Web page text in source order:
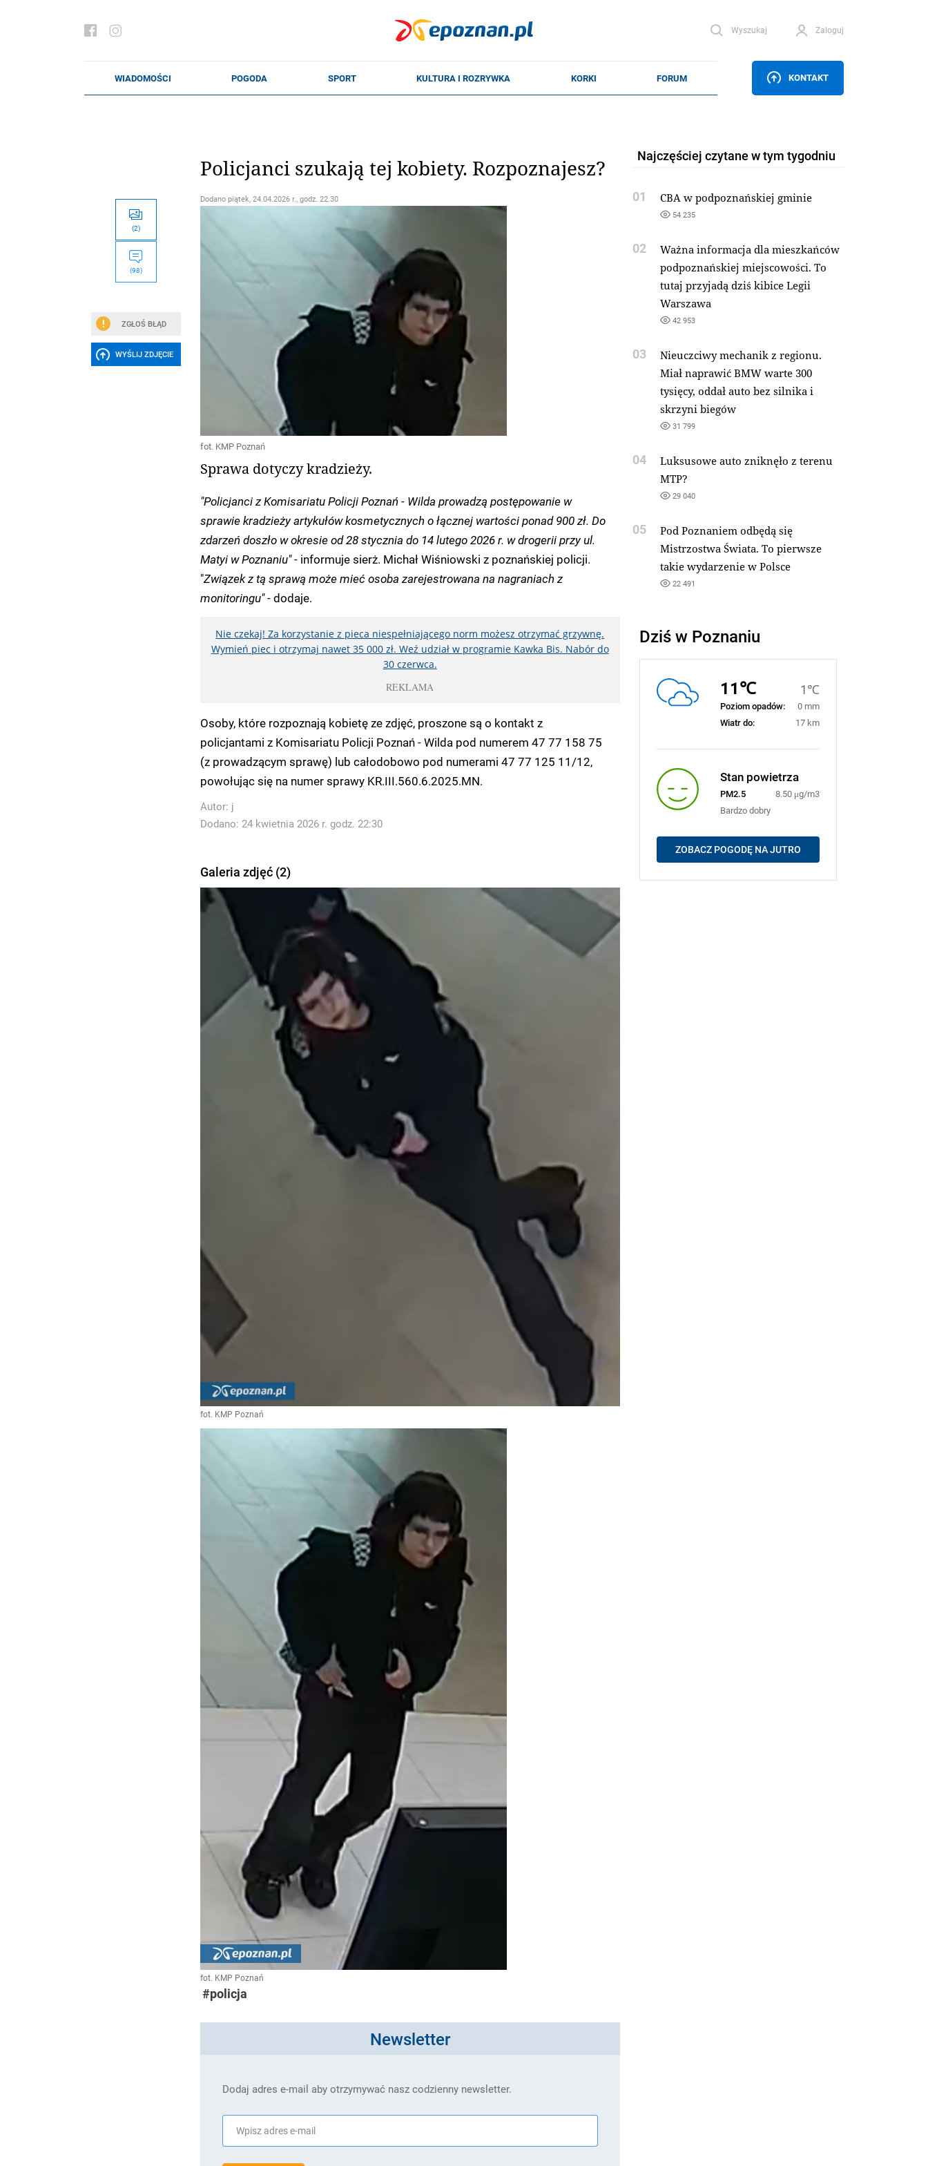
Wyszukaj Zaloguj
KONTAKT
(2)
(98)
ZGŁOŚ BŁĄD
WYŚLIJ ZDJĘCIE
Policjanci szukają tej kobiety. Rozpoznajesz?
Dodano piątek, 24.04.2026 r., godz. 22.30
fot. KMP Poznań
Sprawa dotyczy kradzieży.
"Policjanci z Komisariatu Policji Poznań - Wilda prowadzą postępowanie w
sprawie kradzieży artykułów kosmetycznych o łącznej wartości ponad 900 zł. Do
zdarzeń doszło w okresie od 28 stycznia do 14 lutego 2026 r. w drogerii przy ul.
Matyi w Poznaniu"- informuje sierż. Michał Wiśniowski z poznańskiej policji.
"Związek z tą sprawą może mieć osoba zarejestrowana na nagraniach z
monitoringu"- dodaje.
Nie czekaj! Za korzystanie z pieca niespełniającego norm możesz otrzymać grzywnę.
Wymień piec i otrzymaj nawet 35 000 zł. Weź udział w programie Kawka Bis. Nabór do
30 czerwca.
REKLAMA
Osoby, które rozpoznają kobietę ze zdjęć, proszone są o kontakt z
policjantami z Komisariatu Policji Poznań - Wilda pod numerem 47 77 158 75
(z prowadzącym sprawę) lub całodobowo pod numerami 47 77 125 11/12,
powołując się na numer sprawy KR.III.560.6.2025.MN.
Autor: j
Dodano: 24 kwietnia 2026 r. godz. 22:30
Galeria zdjęć (2)
fot. KMP Poznań
fot. KMP Poznań
#policja
Newsletter
Dodaj adres e-mail aby otrzymywać nasz codzienny newsletter.
Najczęściej czytane w tym tygodniu
01 CBA w podpoznańskiej gminie
54 235
02
Ważna informacja dla mieszkańców
podpoznańskiej miejscowości. To
tutaj przyjadą dziś kibice Legii
Warszawa
42 953
03
Nieuczciwy mechanik z regionu.
Miał naprawić BMW warte 300
tysięcy, oddał auto bez silnika i
skrzyni biegów
31 799
04
Luksusowe auto zniknęło z terenu
MTP?
29 040
05
Pod Poznaniem odbędą się
Mistrzostwa Świata. To pierwsze
takie wydarzenie w Polsce
22 491
Dziś w Poznaniu
11℃ 1℃
Poziom opadów:
0 mm
Wiatr do:
17 km
Stan powietrza
PM2.5
8.50 μg/m3
Bardzo dobry
ZOBACZ POGODĘ NA JUTRO